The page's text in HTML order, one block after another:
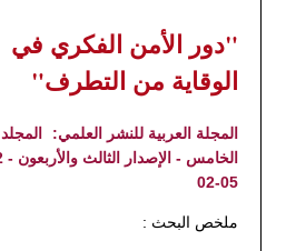
"دور الأمن الفكري في
الوقاية من التطرف"
المجلة العربية للنشر العلمي:
المجلد
05-02
ملخص البحث :